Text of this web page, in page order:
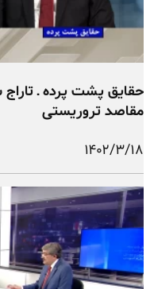
حقایق پشت پرده ـ
مقاصد تروریستی
۱۴۰۲/۳/۱۸